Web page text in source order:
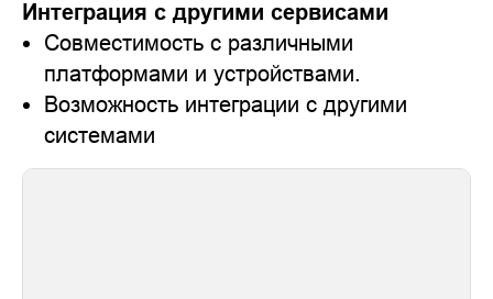
Интеграция с другими сервисами
Совместимость с различными
платформами и устройствами.
Возможность интеграции с другими
системами